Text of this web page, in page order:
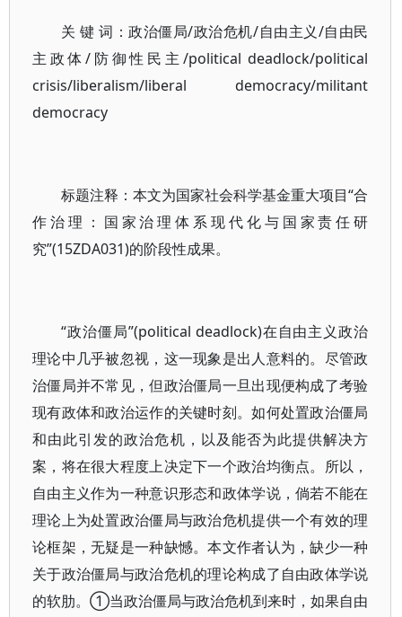
关 键 词：政治僵局/政治危机/自由主义/自由民
主政体/防御性民主/political deadlock/political
crisis/liberalism/liberal democracy/militant
democracy
标题注释：本文为国家社会科学基金重大项目“合
作治理：国家治理体系现代化与国家责任研
究”(15ZDA031)的阶段性成果。
“政治僵局”(political deadlock)在自由主义政治
理论中几乎被忽视，这一现象是出人意料的。尽管政
治僵局并不常见，但政治僵局一旦出现便构成了考验
现有政体和政治运作的关键时刻。如何处置政治僵局
和由此引发的政治危机，以及能否为此提供解决方
案，将在很大程度上决定下一个政治均衡点。所以，
自由主义作为一种意识形态和政体学说，倘若不能在
理论上为处置政治僵局与政治危机提供一个有效的理
论框架，无疑是一种缺憾。本文作者认为，缺少一种
关于政治僵局与政治危机的理论构成了自由政体学说
的软肋。①当政治僵局与政治危机到来时，如果自由